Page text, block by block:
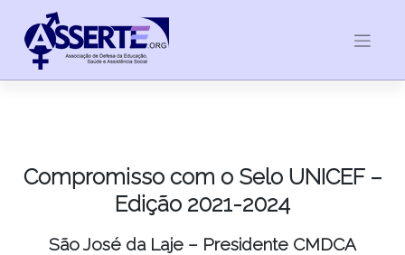
content
Compromisso com o Selo UNICEF –
Edição 2021-2024
São José da Laje – Presidente CMDCA